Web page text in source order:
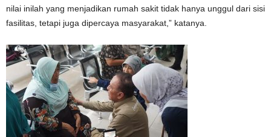
nilai inilah yang menjadikan rumah sakit tidak hanya unggul dari sisi
fasilitas, tetapi juga dipercaya masyarakat,” katanya.